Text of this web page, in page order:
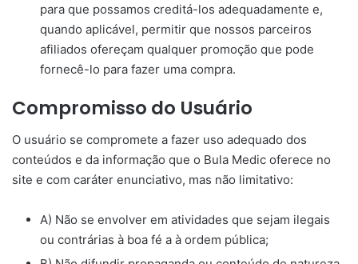
para que possamos creditá-los adequadamente e,
quando aplicável, permitir que nossos parceiros
afiliados ofereçam qualquer promoção que pode
fornecê-lo para fazer uma compra.
Compromisso do Usuário
O usuário se compromete a fazer uso adequado dos
conteúdos e da informação que o Bula Medic oferece no
site e com caráter enunciativo, mas não limitativo:
A) Não se envolver em atividades que sejam ilegais
ou contrárias à boa fé a à ordem pública;